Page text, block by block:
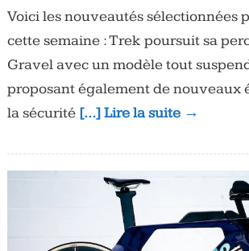
Voici les nouveautés sélectionnées
cette semaine : Trek poursuit sa
Gravel avec un modèle tout
proposant également de nouveaux
la sécurité […] Lire la suite →